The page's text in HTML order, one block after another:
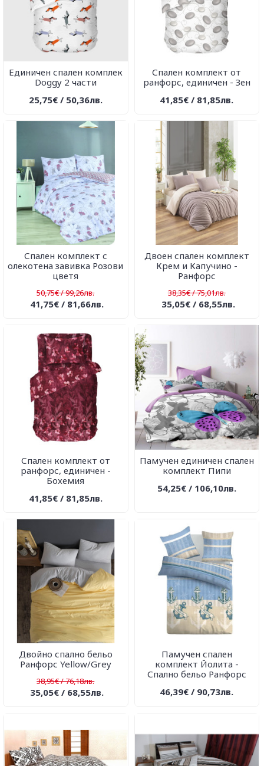
Единичен спален комплек
Doggy 2 части
25,75€ / 50,36лв.
Спален комплект от
ранфорс, единичен - Зен
41,85€ / 81,85лв.
Спален комплект с
олекотена завивка Розови
цветя
50,75€ / 99,26лв.
41,75€ / 81,66лв.
Двоен спален комплект
Крем и Капучино -
Ранфорс
38,35€ / 75,01лв.
35,05€ / 68,55лв.
Спален комплект от
ранфорс, единичен -
Бохемия
41,85€ / 81,85лв.
Памучен единичен спален
комплект Пипи
54,25€ / 106,10лв.
Двойно спално бельо
Ранфорс Yellow/Grey
38,95€ / 76,18лв.
35,05€ / 68,55лв.
Памучен спален
комплект Йолита -
Спално бельо Ранфорс
46,39€ / 90,73лв.